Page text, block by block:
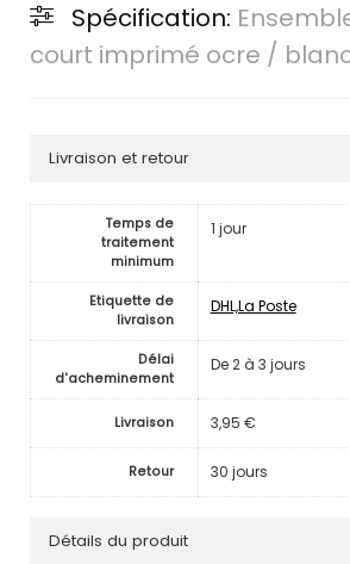
Spécification:
court imprimé ocre /
Livraison et retour
Temps de
traitement
minimum
1 jour
Etiquette de
livraison
DHL,La Poste
Délai
d'acheminement
De 2 à 3 jours
Livraison 3,95 €
Retour 30 jours
Détails du produit